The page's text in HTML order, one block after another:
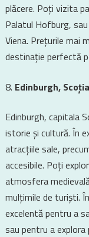
plăcere. Poți vizita
Palatul Hofburg,
Viena. Prețurile mai
destinație perfectă
Edinburgh, Scoția
Edinburgh, capitala
istorie și cultură. În
atracțiile sale,
accesibile. Poți
atmosfera
mulțimile de turiști.
excelentă pentru a
sau pentru a explora